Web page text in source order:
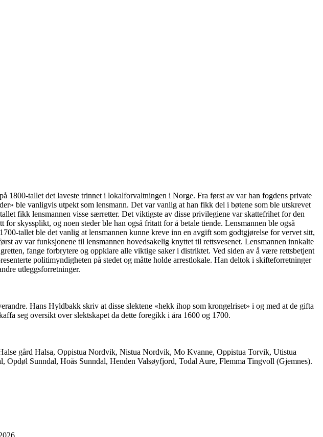
1800-tallet det laveste trinnet i lokalforvaltningen i Norge. Fra først av var han fogdens private
ble vanligvis utpekt som lensmann. Det var vanlig at han fikk del i bøtene som ble utskrevet
fikk lensmannen visse særretter. Det viktigste av disse privilegiene var skattefrihet for den
skyssplikt, og noen steder ble han også fritatt for å betale tiende. Lensmannen ble også
tallet ble det vanlig at lensmannen kunne kreve inn en avgift som godtgjørelse for vervet sitt,
av var funksjonene til lensmannen hovedsakelig knyttet til rettsvesenet. Lensmannen innkalte
fange forbrytere og oppklare alle viktige saker i distriktet. Ved siden av å være rettsbetjent
politimyndigheten på stedet og måtte holde arrestlokale. Han deltok i skifteforretninger
utleggsforretninger.
Hans Hyldbakk skriv at disse slektene «hekk ihop som krongelriset» i og med at de gifta
seg oversikt over slektskapet da dette foregikk i åra 1600 og 1700.
gård Halsa, Oppistua Nordvik, Nistua Nordvik, Mo Kvanne, Oppistua Torvik, Utistua
Opdøl Sunndal, Hoås Sunndal, Henden Valsøyfjord, Todal Aure, Flemma Tingvoll (Gjemnes).